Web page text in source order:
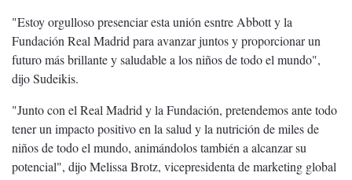
"Estoy orgulloso presenciar esta unión esntre Abbott y la
Fundación Real Madrid para avanzar juntos y proporcionar un
futuro más brillante y saludable a los niños de todo el mundo",
dijo Sudeikis.
"Junto con el Real Madrid y la Fundación, pretendemos ante todo
tener un impacto positivo en la salud y la nutrición de miles de
niños de todo el mundo, animándolos también a alcanzar su
potencial", dijo Melissa Brotz, vicepresidenta de marketing global